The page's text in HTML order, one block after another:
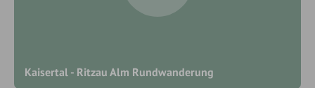
Kaisertal - Ritzau Alm Rundwanderung